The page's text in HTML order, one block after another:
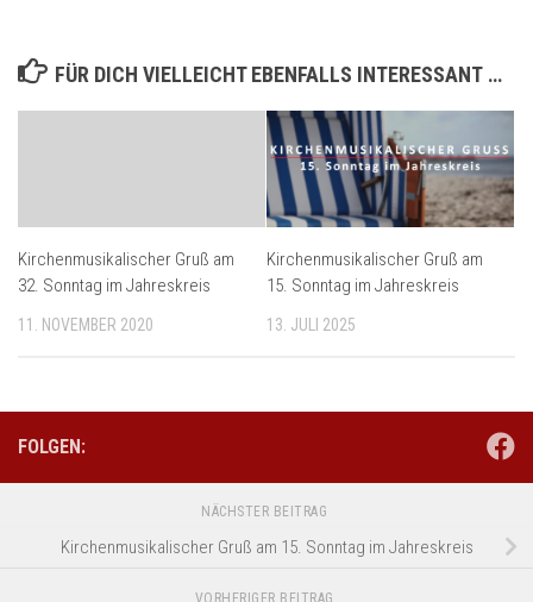
FÜR DICH VIELLEICHT EBENFALLS INTERESSANT …
Kirchenmusikalischer Gruß am
32. Sonntag im Jahreskreis
11. NOVEMBER 2020
Kirchenmusikalischer Gruß am
15. Sonntag im Jahreskreis
13. JULI 2025
FOLGEN:
NÄCHSTER BEITRAG
Kirchenmusikalischer Gruß am 15. Sonntag im Jahreskreis